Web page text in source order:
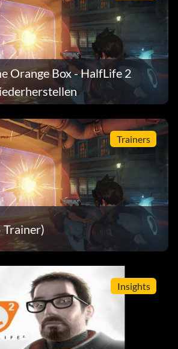
Orange Box - HalfLife 2
Trainers
Trainer)
Insights